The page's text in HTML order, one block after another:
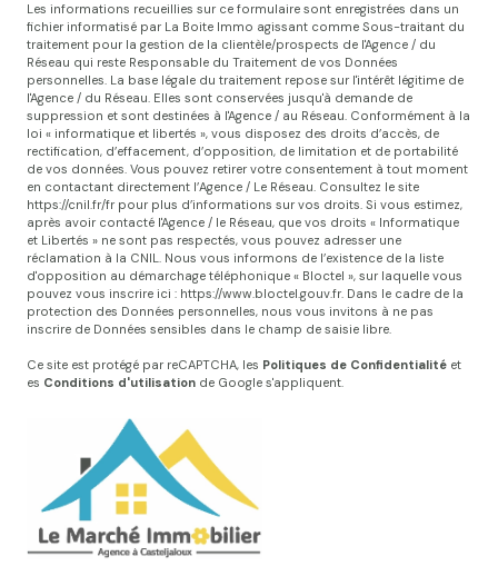
Les informations recueillies sur ce formulaire sont enregistrées dans un
fichier informatisé par La Boite Immo agissant comme Sous-traitant du
traitement pour la gestion de la clientèle/prospects de l'Agence / du
Réseau qui reste Responsable du Traitement de vos Données
personnelles. La base légale du traitement repose sur l'intérêt légitime de
l'Agence / du Réseau. Elles sont conservées jusqu'à demande de
suppression et sont destinées à l'Agence / au Réseau. Conformément à la
loi « informatique et libertés », vous disposez des droits d’accès, de
rectification, d’effacement, d’opposition, de limitation et de portabilité
de vos données. Vous pouvez retirer votre consentement à tout moment
en contactant directement l’Agence / Le Réseau. Consultez le site
https://cnil.fr/fr pour plus d’informations sur vos droits. Si vous estimez,
après avoir contacté l'Agence / le Réseau, que vos droits « Informatique
et Libertés » ne sont pas respectés, vous pouvez adresser une
réclamation à la CNIL. Nous vous informons de l’existence de la liste
d'opposition au démarchage téléphonique « Bloctel », sur laquelle vous
pouvez vous inscrire ici : https://www.bloctel.gouv.fr. Dans le cadre de la
protection des Données personnelles, nous vous invitons à ne pas
inscrire de Données sensibles dans le champ de saisie libre.
Ce site est protégé par reCAPTCHA, les Politiques de Confidentialité et
es Conditions d'utilisation de Google s'appliquent.